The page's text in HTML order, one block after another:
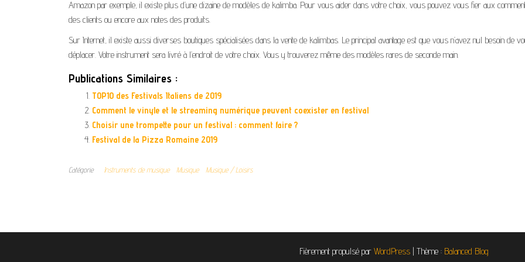
Amazon par exemple, il existe plus d’une dizaine de modèles de kalimba. Pour vous aider dans votre choix, vous pouvez vous fier aux
des clients ou encore aux notes des produits.
Sur Internet, il existe aussi diverses boutiques spécialisées dans la vente de kalimbas. Le principal avantage est que vous n’avez nul besoin de
déplacer. Votre instrument sera livré à l’endroit de votre choix. Vous y trouverez même des modèles rares de seconde main.
Publications Similaires :
TOP10 des Festivals Italiens de 2019
Comment le vinyle et le streaming numérique peuvent coexister en festival
Choisir une trompette pour un festival : comment faire ?
Festival de la Pizza Romaine 2019
Catégorie Instruments de musique Musique Musique / Loisirs
Fièrement propulsé par WordPress | Thème : Balanced Blog